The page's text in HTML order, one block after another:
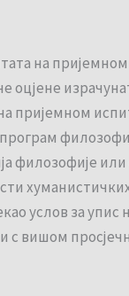
на
оцјене
пријемном
филозофије
услов за упис
вишом